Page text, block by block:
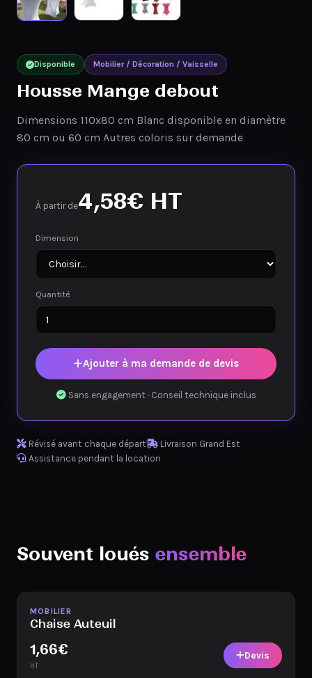
Disponible Mobilier / Décoration / Vaisselle
Housse Mange debout
Dimensions 110x80 cm Blanc disponible en diamètre
80 cm ou 60 cm Autres coloris sur demande
À partir de4,58€ HT
Dimension
Quantité
Ajouter à ma demande de devis
Sans engagement · Conseil technique inclus
Révisé avant chaque départ
Livraison Grand Est
Assistance pendant la location
Souvent loués ensemble
Disponible
MOBILIER
Chaise Auteuil
1,66€
HT
Devis